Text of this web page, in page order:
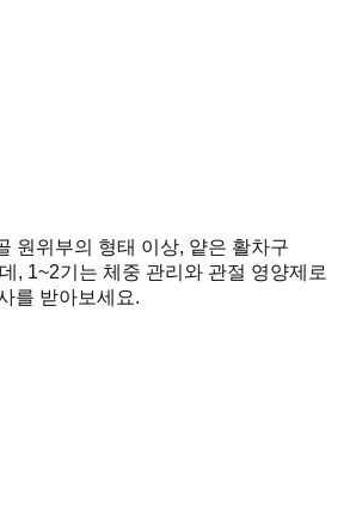
원위부의 형태 이상, 얕은 활차구
, 1~2기는 체중 관리와 관절 영양제로
를 받아보세요.